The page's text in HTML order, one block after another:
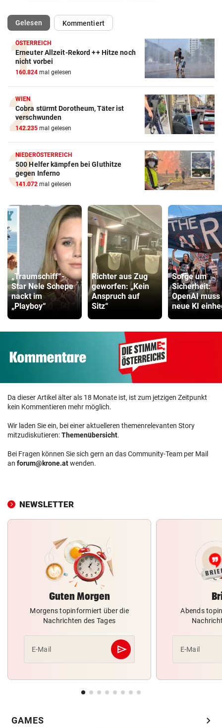
Gelesen(ausgewählt)Kommentiert
ÖSTERREICH
Erneuter Allzeit-Rekord ++ Hitze noch
nicht vorbei
160.824 mal gelesen
WIEN
Cobra stürmt Dorotheum, Täter ist
verschwunden
142.235 mal gelesen
NIEDERÖSTERREICH
500 Helfer kämpfen bei Gluthitze
gegen Inferno
141.072 mal gelesen
„Traumschiff“-
Star Nele Schepe
nackt im
„Playboy“
Richter aus Zug
geworfen: „Kein
Anspruch auf
Sitz“
Sorge um
Sicherheit:
OpenAI muss
neue KI
Da dieser Artikel älter als 18 Monate ist, ist zum jetzigen Zeitpunkt
kein Kommentieren mehr möglich.
Wir laden Sie ein, bei einer aktuelleren themenrelevanten Story
mitzudiskutieren:Themenübersicht.
Bei Fragen können Sie sich gern an das Community-Team per Mail
an forum@krone.atwenden.
NEWSLETTER
Guten Morgen
Morgens topinformiert über die
Nachrichten des Tages
E-Mail send
Abschicken
Abends
E-Mail
GAMES chevron_right